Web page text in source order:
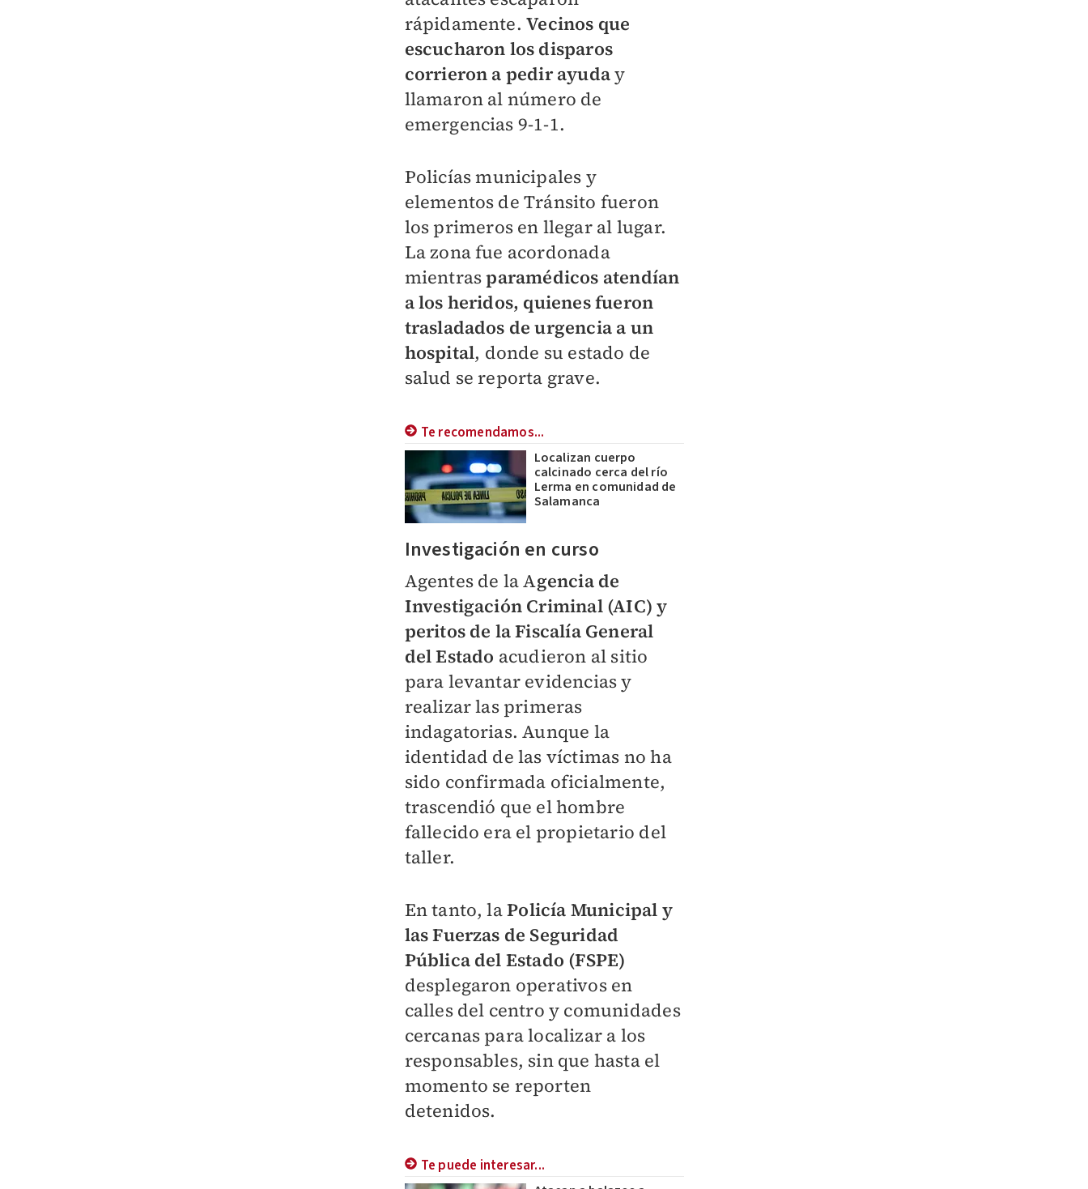
rápidamente.Vecinos que
escucharon los disparos
corrieron a pedir ayuday
llamaron al número de
emergencias 9-1-1.
Policías municipales y
elementos de Tránsito fueron
los primeros en llegar al lugar.
La zona fue acordonada
mientrasparamédicos atendían
a los heridos, quienes fueron
trasladados de urgencia a un
hospital, donde su estado de
salud se reporta grave.
Te recomendamos...
Localizan cuerpo
calcinado cerca del río
Lerma en comunidad de
Salamanca
​Investigación en curso
Agentes de la Agencia de
Investigación Criminal (AIC) y
peritos de la Fiscalía General
del Estado acudieron al sitio
para levantar evidencias y
realizar las primeras
indagatorias. Aunque la
identidad de las víctimas no ha
sido confirmada oficialmente,
trascendió que el hombre
fallecido era el propietario del
taller.
En tanto, laPolicía Municipal y
las Fuerzas de Seguridad
Pública del Estado (FSPE)
desplegaron operativos en
calles del centro y comunidades
cercanas para localizar a los
responsables, sin que hasta el
momento se reporten
detenidos.
Te puede interesar...